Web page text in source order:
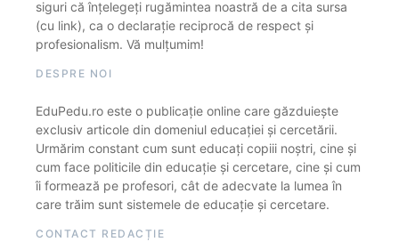
siguri că înțelegeți rugămintea noastră de a cita sursa
(cu link), ca o declarație reciprocă de respect și
profesionalism. Vă mulțumim!
DESPRE NOI
EduPedu.ro este o publicație online care găzduiește
exclusiv articole din domeniul educației și cercetării.
Urmărim constant cum sunt educați copiii noștri, cine și
cum face politicile din educație și cercetare, cine și cum
îi formează pe profesori, cât de adecvate la lumea în
care trăim sunt sistemele de educație și cercetare.
CONTACT REDACȚIE